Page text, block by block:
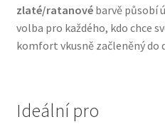
Royal Canin pro psy
Veterinární dieta pro psy
Wolf of Wilderness
zlaté/ratanovébarvě působí
volba pro každého, kdo chce
komfort vkusně začleněný do
Ideální pro